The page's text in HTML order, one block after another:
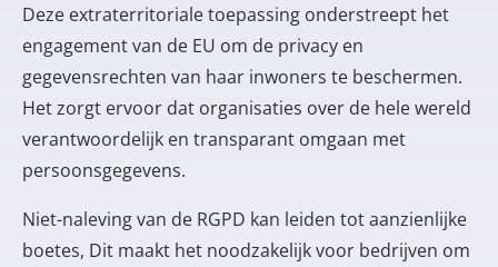
Deze extraterritoriale toepassing onderstreept het
engagement van de EU om de privacy en
gegevensrechten van haar inwoners te beschermen.
Het zorgt ervoor dat organisaties over de hele wereld
verantwoordelijk en transparant omgaan met
persoonsgegevens.
Niet-naleving van de RGPD kan leiden totaanzienlijke
boetes, Dit maakt het noodzakelijk voor bedrijven om